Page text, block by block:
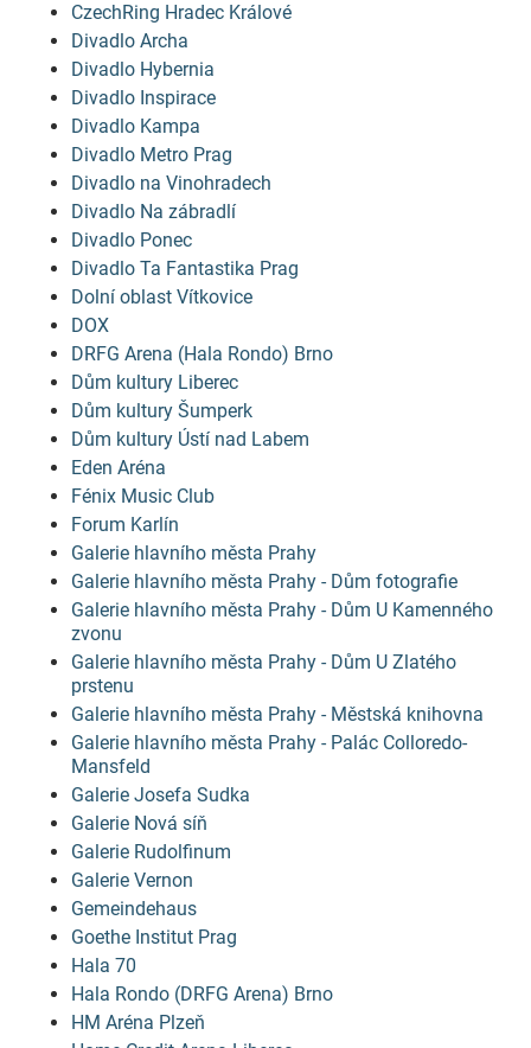
CzechRing Hradec Králové
Divadlo Archa
Divadlo Hybernia
Divadlo Inspirace
Divadlo Kampa
Divadlo Metro Prag
Divadlo na Vinohradech
Divadlo Na zábradlí
Divadlo Ponec
Divadlo Ta Fantastika Prag
Dolní oblast Vítkovice
DOX
DRFG Arena (Hala Rondo) Brno
Dům kultury Liberec
Dům kultury Šumperk
Dům kultury Ústí nad Labem
Eden Aréna
Fénix Music Club
Forum Karlín
Galerie hlavního města Prahy
Galerie hlavního města Prahy - Dům fotografie
Galerie hlavního města Prahy - Dům U Kamenného
zvonu
Galerie hlavního města Prahy - Dům U Zlatého
prstenu
Galerie hlavního města Prahy - Městská knihovna
Galerie hlavního města Prahy - Palác Colloredo-
Mansfeld
Galerie Josefa Sudka
Galerie Nová síň
Galerie Rudolfinum
Galerie Vernon
Gemeindehaus
Goethe Institut Prag
Hala 70
Hala Rondo (DRFG Arena) Brno
HM Aréna Plzeň